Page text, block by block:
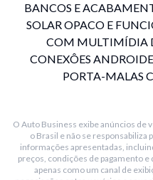
BANCOS E
SOLAR OPACO E
COM MULTIMÍDIA
CONEXÔES
O Auto Business exibe anúncios de
o Brasil e não se
informações apresentadas,
preços, condições de pagamento
apenas como um canal de